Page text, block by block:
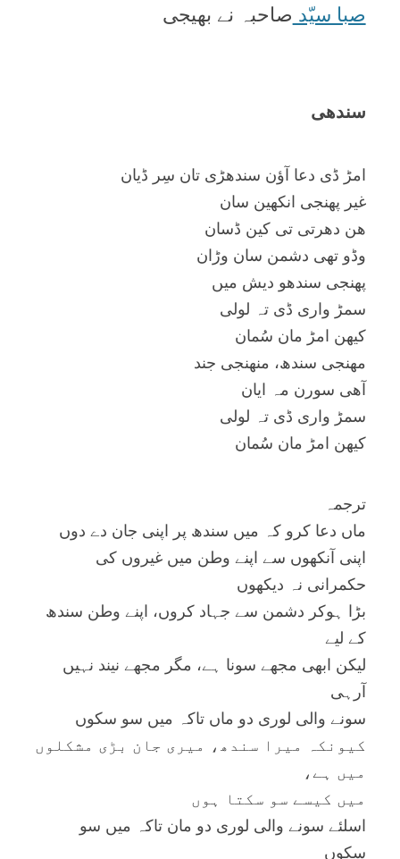
صبا سیّد صاحبہ نے بھیجی
سندھی
امڑ ڈی دعا آؤن سندھڑی تان سِر ڈیان
غیر پھنجی انکھین سان
ھن دھرتی تی کین ڈسان
وڈو تھی دشمن سان وڑان
پھنجی سندھو دیش میں
سمڑ واری ڈی تہ لولی
کیھن امڑ مان سُمان
مھنجی سندھ، منھنجی جند
آھی سورن مہ ایان
سمڑ واری ڈی تہ لولی
کیھن امڑ مان سُمان
ترجمہ
ماں دعا کرو کہ میں سندھ پر اپنی جان دے دوں
اپنی آنکھوں سے اپنے وطن میں غیروں کی
حکمرانی نہ دیکھوں
بڑا ہوکر دشمن سے جہاد کروں، اپنے وطن سندھ
کے لیے
لیکن ابھی مجھے سونا ہے، مگر مجھے نیند نہیں
آرہی
سونے والی لوری دو ماں تاکہ میں سو سکوں
کیونکہ میرا سندھ، میری جان بڑی مشکلوں
میں ہے،
میں کیسے سو سکتا ہوں
اسلئے سونے والی لوری دو مان تاکہ میں سو
سکوں